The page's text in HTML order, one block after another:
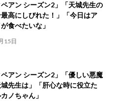
ペアン シーズン2」「天城先生の
高にしびれた！」「今日はア
食べたいな」
15日
ペアン シーズン2」「優しい悪魔
先生は」「肝心な時に役立た
ノちゃん」